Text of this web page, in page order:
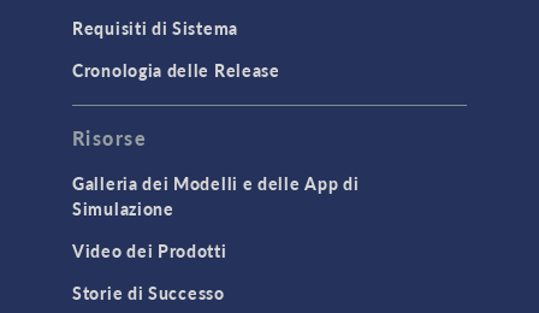
Requisiti di Sistema
Cronologia delle Release
Risorse
Galleria dei Modelli e delle App di
Simulazione
Video dei Prodotti
Storie di Successo